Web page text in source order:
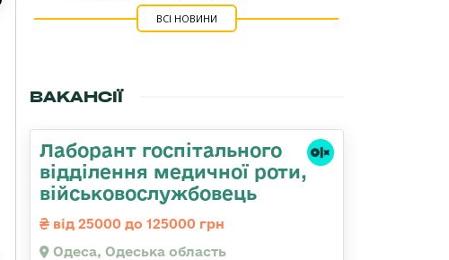
ВСІ НОВИНИ
ВАКАНСІЇ
Лаборант госпітального
відділення медичної роти,
військовослужбовець
від 25000 до 125000 грн
Одеса, Одеська область